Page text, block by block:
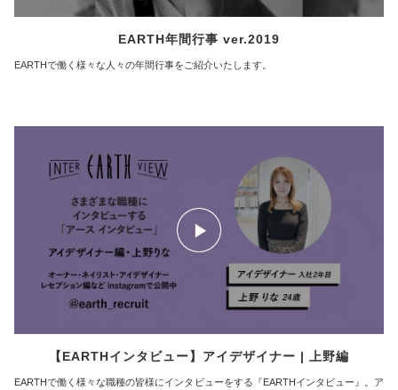
EARTH年間行事 ver.2019
EARTHで働く様々な人々の年間行事をご紹介いたします。
【EARTHインタビュー】アイデザイナー | 上野編
EARTHで働く様々な職種の皆様にインタビューをする『EARTHインタビュー』。ア